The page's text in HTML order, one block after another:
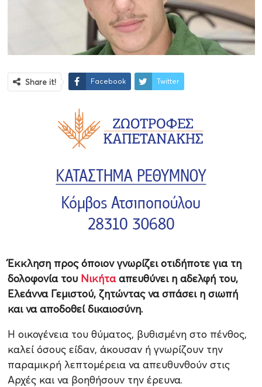
Share it! Facebook Twitter
Έκκληση προς όποιον γνωρίζει οτιδήποτε για τη
δολοφονία του Νικήτααπευθύνει η αδελφή του,
Ελεάννα Γεμιστού, ζητώντας να σπάσει η σιωπή
και να αποδοθεί δικαιοσύνη.
Η οικογένεια του θύματος, βυθισμένη στο πένθος,
καλεί όσους είδαν, άκουσαν ή γνωρίζουν την
παραμικρή λεπτομέρεια να απευθυνθούν στις
Αρχές και να βοηθήσουν την έρευνα.